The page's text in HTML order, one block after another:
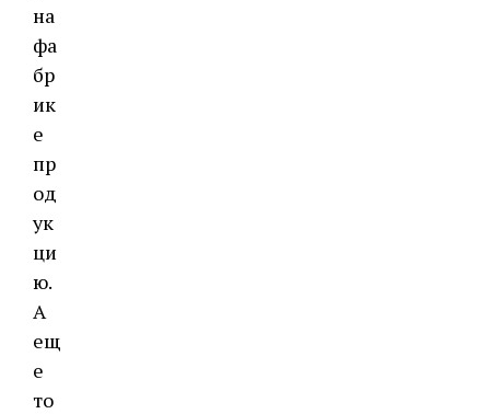
на
фа
бр
ик
е
пр
од
ук
ци
ю.
А
ещ
е
то